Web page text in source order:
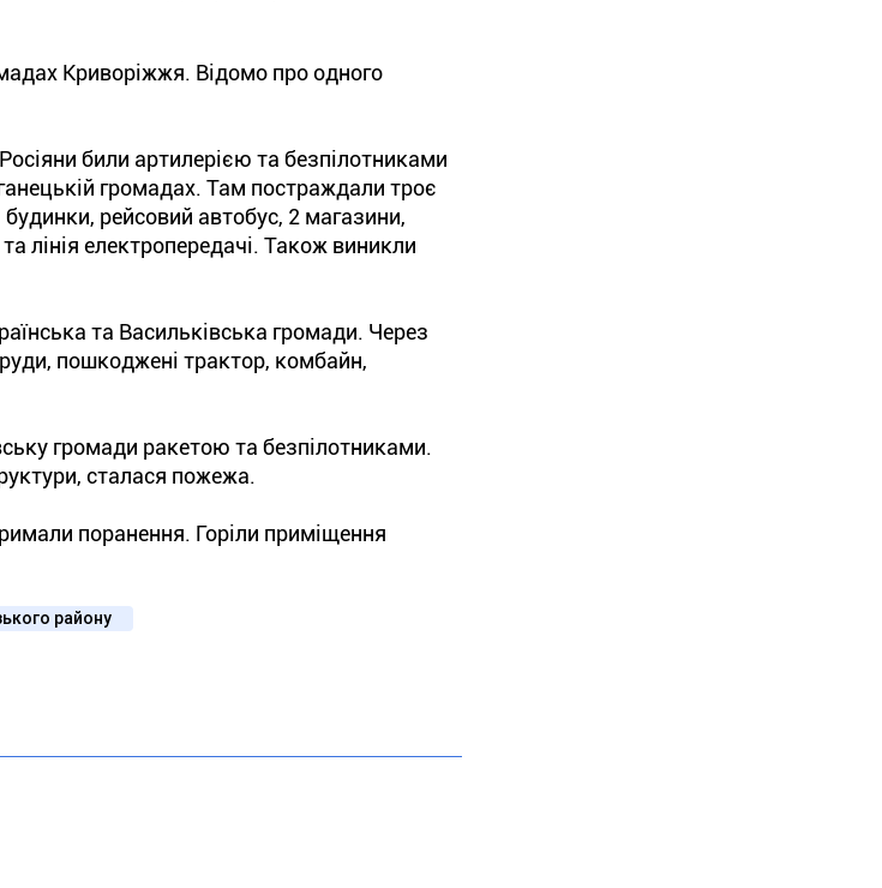
Криворіжжя. Відомо про одного
били артилерією та безпілотниками
громадах. Там постраждали троє
рейсовий автобус, 2 магазини,
лінія електропередачі. Також виникли
та Васильківська громади. Через
пошкоджені трактор, комбайн,
громади ракетою та безпілотниками.
сталася пожежа.
поранення. Горіли приміщення
району